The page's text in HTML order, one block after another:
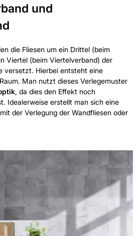
und
die Fliesen um ein Drittel (beim
Viertel (beim Viertelverband) der
versetzt. Hierbei entsteht eine
Man nutzt dieses Verlegemuster
, da dies den Effekt noch
Idealerweise erstellt man sich eine
der Verlegung der Wandfliesen oder